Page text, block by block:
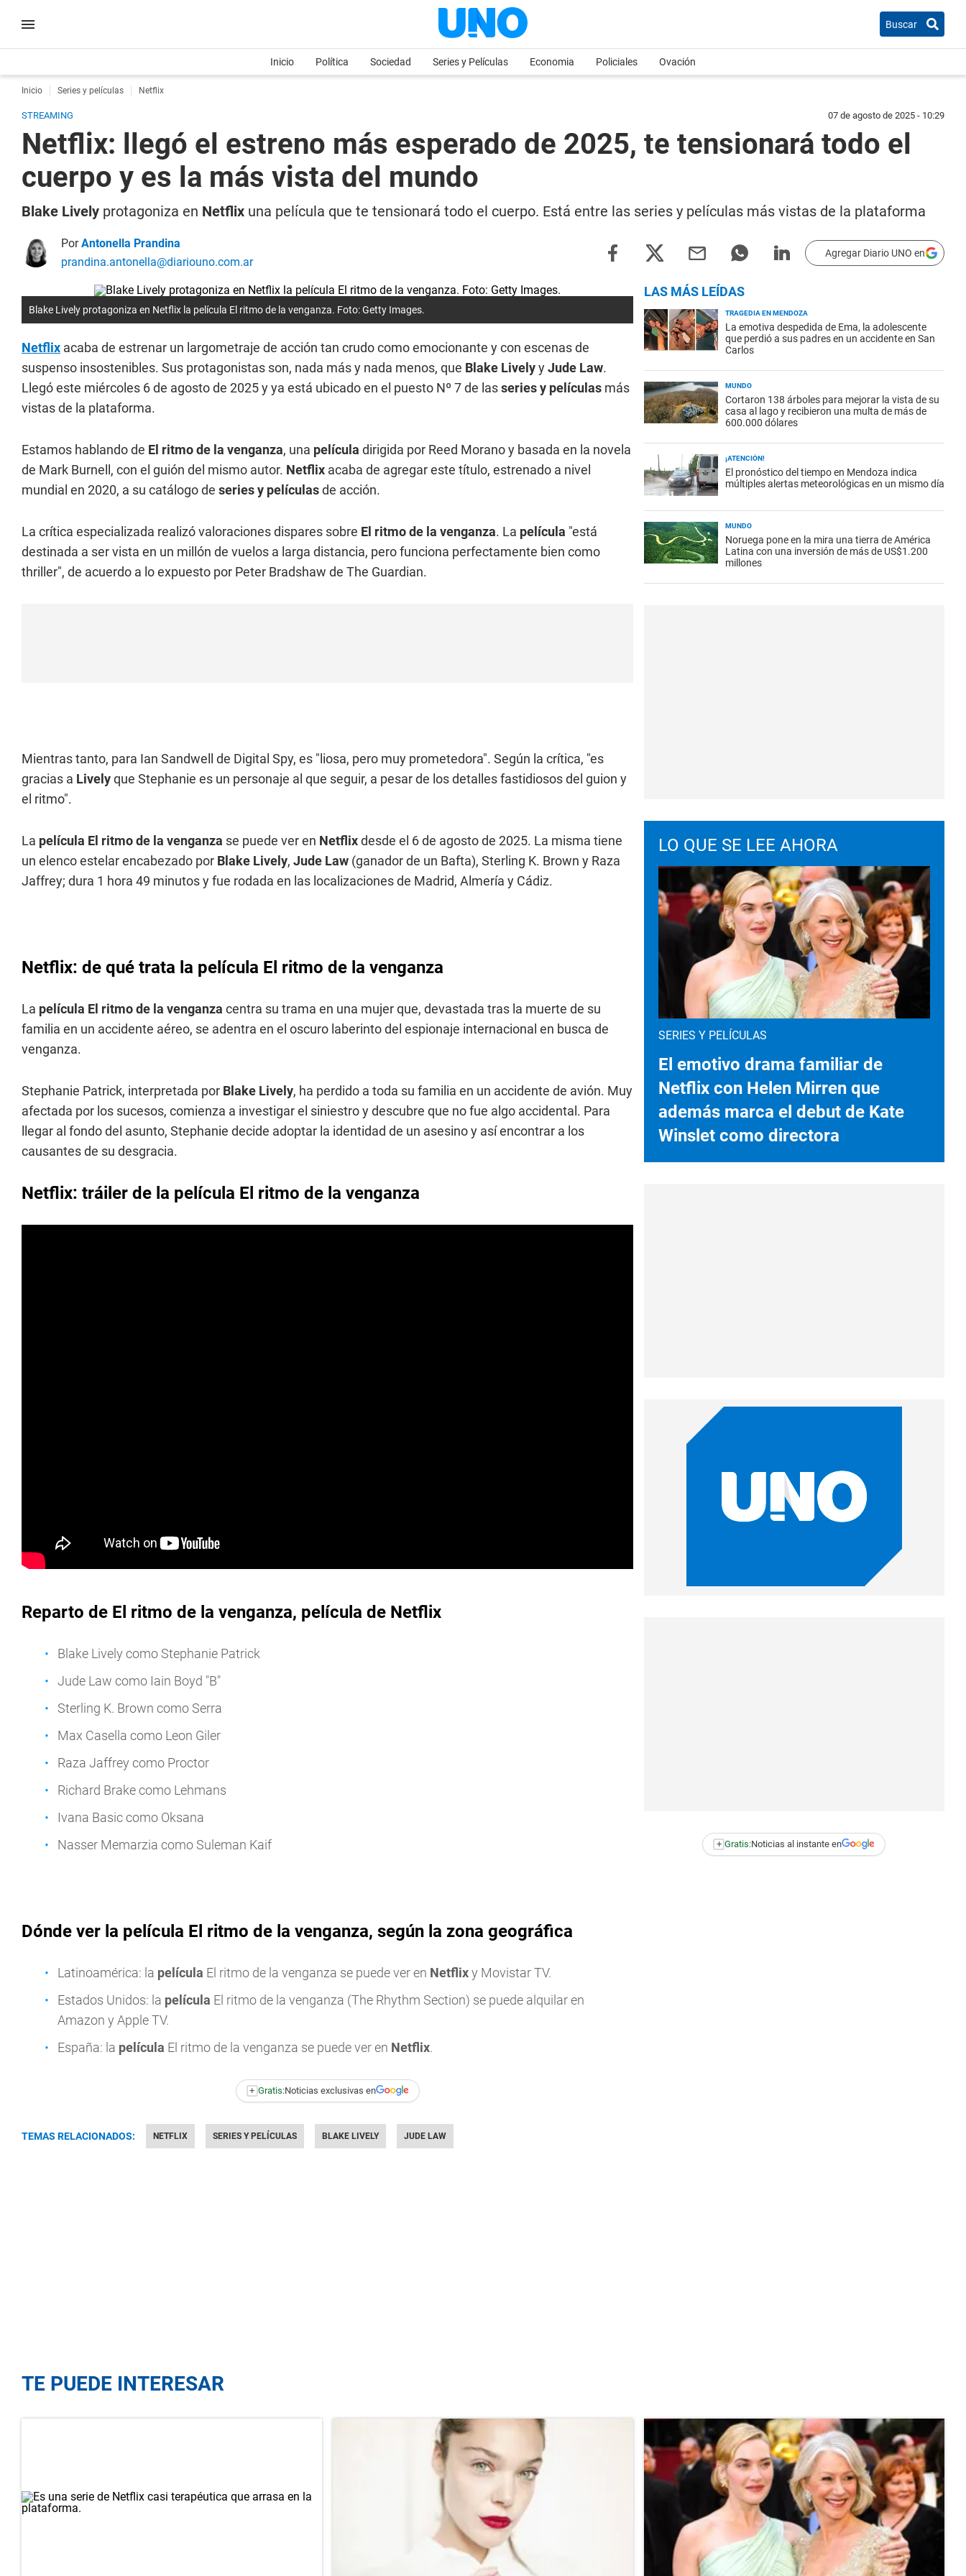
Buscar
Inicio Política Sociedad Series y Películas Economia Policiales Ovación
Inicio Series y películas Netflix
STREAMING 07 de agosto de 2025 - 10:29
Netflix: llegó el estreno más esperado de 2025, te tensionará todo el
cuerpo y es la más vista del mundo
Blake Lively protagoniza en Netflix una película que te tensionará todo el cuerpo. Está entre las series y películas más vistas de la plataforma
PorAntonella Prandina
prandina.antonella@diariouno.com.ar
Agregar Diario UNO en
Blake Lively protagoniza en Netflix la película El ritmo de la venganza. Foto: Getty Images.
Netflix acaba de estrenar un largometraje de acción tan crudo como emocionante y con escenas de
suspenso insostenibles. Sus protagonistas son, nada más y nada menos, que Blake LivelyyJude Law.
Llegó este miércoles 6 de agosto de 2025 y ya está ubicado en el puesto Nº 7 de lasseries y películas más
vistas de la plataforma.
Estamos hablando de El ritmo de la venganza, una película dirigida por Reed Morano y basada en la novela
de Mark Burnell, con el guión del mismo autor. Netflix acaba de agregar este título, estrenado a nivel
mundial en 2020, a su catálogo de series y películasde acción.
La crítica especializada realizó valoraciones dispares sobre El ritmo de la venganza. La película "está
destinada a ser vista en un millón de vuelos a larga distancia, pero funciona perfectamente bien como
thriller", de acuerdo a lo expuesto por Peter Bradshaw de The Guardian.
Mientras tanto, para Ian Sandwell de Digital Spy, es "liosa, pero muy prometedora". Según la crítica, "es
gracias a Livelyque Stephanie es un personaje al que seguir, a pesar de los detalles fastidiosos del guion y
el ritmo".
La película El ritmo de la venganza se puede ver en Netflixdesde el 6 de agosto de 2025. La misma tiene
un elenco estelar encabezado por Blake Lively, Jude Law (ganador de un Bafta), Sterling K. Brown y Raza
Jaffrey; dura 1 hora 49 minutos y fue rodada en las localizaciones de Madrid, Almería y Cádiz.
Netflix: de qué trata la película El ritmo de la venganza
La película El ritmo de la venganza centra su trama en una mujer que, devastada tras la muerte de su
familia en un accidente aéreo, se adentra en el oscuro laberinto del espionaje internacional en busca de
venganza.
Stephanie Patrick, interpretada por Blake Lively, ha perdido a toda su familia en un accidente de avión. Muy
afectada por los sucesos, comienza a investigar el siniestro y descubre que no fue algo accidental. Para
llegar al fondo del asunto, Stephanie decide adoptar la identidad de un asesino y así encontrar a los
causantes de su desgracia.
Netflix: tráiler de la película El ritmo de la venganza
Reparto de El ritmo de la venganza, película de Netflix
Blake Lively como Stephanie Patrick
Jude Law como Iain Boyd "B"
Sterling K. Brown como Serra
Max Casella como Leon Giler
Raza Jaffrey como Proctor
Richard Brake como Lehmans
Ivana Basic como Oksana
Nasser Memarzia como Suleman Kaif
Dónde ver la película El ritmo de la venganza, según la zona geográfica
Latinoamérica: la película El ritmo de la venganza se puede ver en Netflixy Movistar TV.
Estados Unidos: la película El ritmo de la venganza (The Rhythm Section) se puede alquilar en
Amazon y Apple TV.
España: la película El ritmo de la venganza se puede ver en Netflix.
+ Gratis:Noticias exclusivas en
TEMAS RELACIONADOS: NETFLIX SERIES Y PELÍCULAS BLAKE LIVELY JUDE LAW
LAS MÁS LEÍDAS
TRAGEDIA EN MENDOZA
La emotiva despedida de Ema, la adolescente
que perdió a sus padres en un accidente en San
Carlos
MUNDO
Cortaron 138 árboles para mejorar la vista de su
casa al lago y recibieron una multa de más de
600.000 dólares
¡ATENCIÓN!
El pronóstico del tiempo en Mendoza indica
múltiples alertas meteorológicas en un mismo día
MUNDO
Noruega pone en la mira una tierra de América
Latina con una inversión de más de US$1.200
millones
LO QUE SE LEE AHORA
SERIES Y PELÍCULAS
El emotivo drama familiar de
Netflix con Helen Mirren que
además marca el debut de Kate
Winslet como directora
+ Gratis:Noticias al instante en
TE PUEDE INTERESAR